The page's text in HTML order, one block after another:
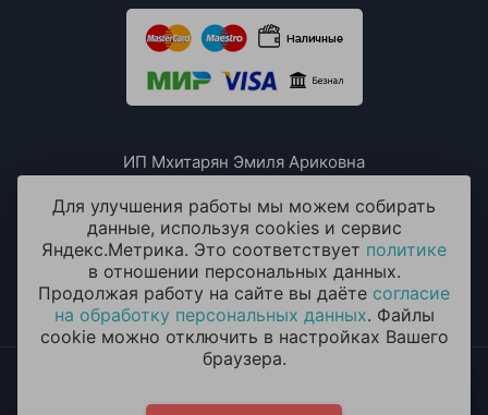
ИП Мхитарян Эмиля Ариковна
ИНН: 771385063807
ОГРН / ОГРНИП: 319508100076230
2014 - 2026 © «ОКЕАН ШАРОВ» Воздушные шары с
Для улучшения работы мы можем собирать
данные, используя cookies и сервис
Яндекс.Метрика. Это соответствует политике
в отношении персональных данных.
Продолжая работу на сайте вы даёте согласие
на обработку персональных данных. Файлы
cookie можно отключить в настройках Вашего
браузера.